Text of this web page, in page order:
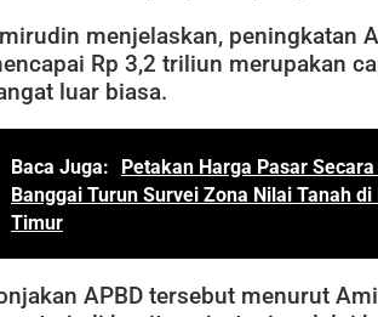
menjelaskan, peningkatan
Rp 3,2 triliun merupakan
luar biasa.
Baca Juga:
Petakan Harga Pasar
Banggai Turun Survei Zona Nilai Tanah
Timur
APBD tersebut menurut